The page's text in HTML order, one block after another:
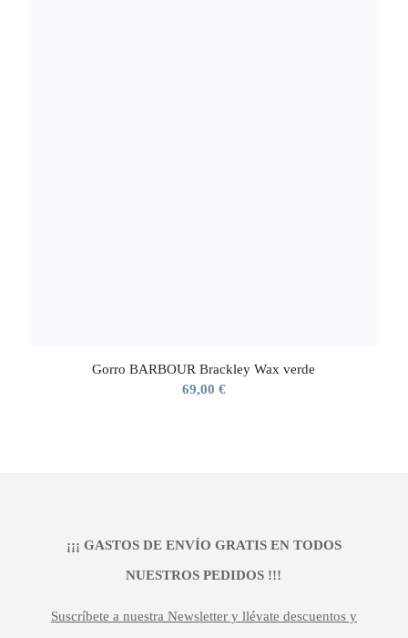
Gorro BARBOUR Brackley Wax verde
69,00 €
¡¡¡ GASTOS DE ENVÍO GRATIS EN TODOS
NUESTROS PEDIDOS !!!
Suscríbete a nuestra Newsletter y llévate descuentos y